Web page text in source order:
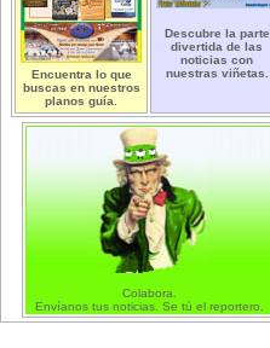
Encuentra lo que
buscas en nuestros
planos guía.
Descubre la parte
divertida de las
noticias con
nuestras viñetas.
Colabora.
Envíanos tus noticias. Se tú el reportero.